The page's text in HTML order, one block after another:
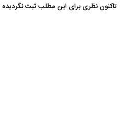
تاکنون نظری برای این مطلب ثبت